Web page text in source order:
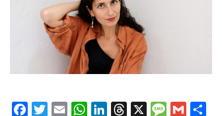
FacebookTwitterEmail WhatsAppLinkedInThreads
X Message
Gmail